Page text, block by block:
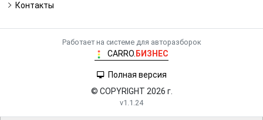
Контакты
Работает на системе для авторазборок
CARRO. БИЗНЕС
Полная версия
© COPYRIGHT 2026 г.
v1.1.24